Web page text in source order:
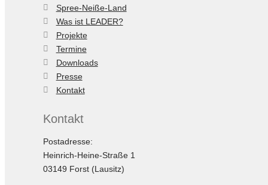
Spree-Neiße-Land
Was ist LEADER?
Projekte
Termine
Downloads
Presse
Kontakt
Kontakt
Postadresse:
Heinrich-Heine-Straße 1
03149 Forst (Lausitz)